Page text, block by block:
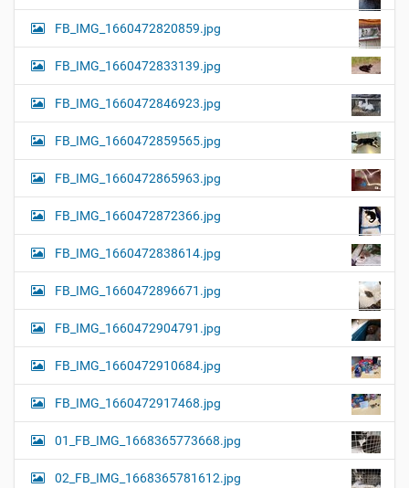
FB_IMG_1660472820859.jpg
FB_IMG_1660472833139.jpg
FB_IMG_1660472846923.jpg
FB_IMG_1660472859565.jpg
FB_IMG_1660472865963.jpg
FB_IMG_1660472872366.jpg
FB_IMG_1660472838614.jpg
FB_IMG_1660472896671.jpg
FB_IMG_1660472904791.jpg
FB_IMG_1660472910684.jpg
FB_IMG_1660472917468.jpg
01_FB_IMG_1668365773668.jpg
02_FB_IMG_1668365781612.jpg